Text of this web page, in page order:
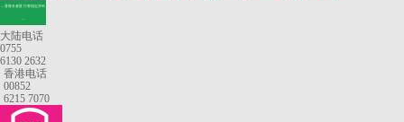
—香港长者医疗券指定牙科
大陆电话
0755
6130 2632
香港电话
00852
6215 7070